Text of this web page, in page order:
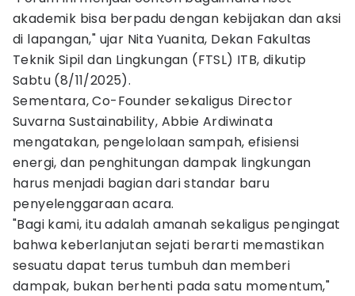
akademik bisa berpadu dengan kebijakan dan aksi
di lapangan," ujar Nita Yuanita, Dekan Fakultas
Teknik Sipil dan Lingkungan (FTSL) ITB, dikutip
Sabtu (8/11/2025).
Sementara, Co-Founder sekaligus Director
Suvarna Sustainability, Abbie Ardiwinata
mengatakan, pengelolaan sampah, efisiensi
energi, dan penghitungan dampak lingkungan
harus menjadi bagian dari standar baru
penyelenggaraan acara.
"Bagi kami, itu adalah amanah sekaligus pengingat
bahwa keberlanjutan sejati berarti memastikan
sesuatu dapat terus tumbuh dan memberi
dampak, bukan berhenti pada satu momentum,"